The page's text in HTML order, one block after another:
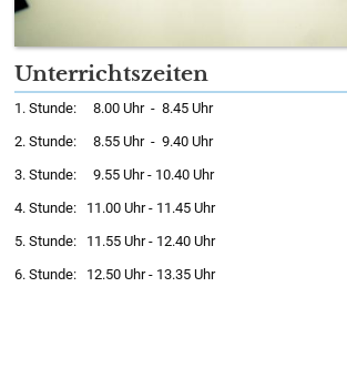
Unterrichtszeiten
1. Stunde: 8.00 Uhr - 8.45 Uhr
2. Stunde: 8.55 Uhr - 9.40 Uhr
3. Stunde: 9.55 Uhr - 10.40 Uhr
4. Stunde: 11.00 Uhr - 11.45 Uhr
5. Stunde: 11.55 Uhr - 12.40 Uhr
6. Stunde: 12.50 Uhr - 13.35 Uhr